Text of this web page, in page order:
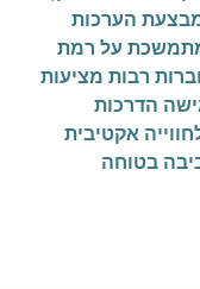
הערכות
על רמת
רבות מציעות
הדרכות
אקטיבית
בטוחה